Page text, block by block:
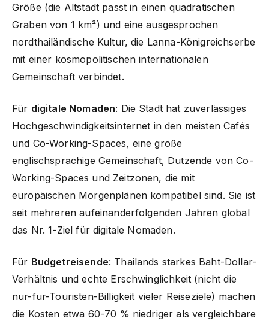
Größe (die Altstadt passt in einen quadratischen
Graben von 1 km²) und eine ausgesprochen
nordthailändische Kultur, die Lanna-Königreichserbe
mit einer kosmopolitischen internationalen
Gemeinschaft verbindet.
Für digitale Nomaden: Die Stadt hat zuverlässiges
Hochgeschwindigkeitsinternet in den meisten Cafés
und Co-Working-Spaces, eine große
englischsprachige Gemeinschaft, Dutzende von Co-
Working-Spaces und Zeitzonen, die mit
europäischen Morgenplänen kompatibel sind. Sie ist
seit mehreren aufeinanderfolgenden Jahren global
das Nr. 1-Ziel für digitale Nomaden.
Für Budgetreisende: Thailands starkes Baht-Dollar-
Verhältnis und echte Erschwinglichkeit (nicht die
nur-für-Touristen-Billigkeit vieler Reiseziele) machen
die Kosten etwa 60-70 % niedriger als vergleichbare